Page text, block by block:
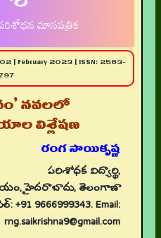
మాసపత్రిక
02 | February 2023 | ISSN: 2583-
నవలలో
విశ్లేషణ
రంగ సాయికృష్ణ
పరిశోధక విద్యార్థి,
హైదరాబాదు, తెలంగాణా
+91 9666999343. Email:
rng.saikrishna9@gmail.com